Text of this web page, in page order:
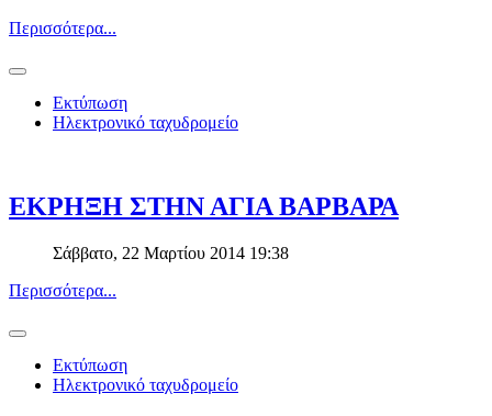
Περισσότερα...
Εκτύπωση
Ηλεκτρονικό ταχυδρομείο
ΕΚΡΗΞΗ ΣΤΗΝ ΑΓΙΑ ΒΑΡΒΑΡΑ
Σάββατο, 22 Μαρτίου 2014 19:38
Περισσότερα...
Εκτύπωση
Ηλεκτρονικό ταχυδρομείο